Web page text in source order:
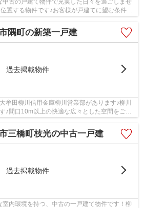
古の戸建て物件で充実した日々を過ごしませ
置する物件です♪お客様が戸建てに望む条件
隅町の新築一戸建
過去掲載物件
牟田柳川信用金庫柳川営業部があります♪柳川
♪間口10m以上の快適な広々とした空間をご提
三橋町枝光の中古一戸建
過去掲載物件
内環境を持つ、中古の一戸建て物件です！柳